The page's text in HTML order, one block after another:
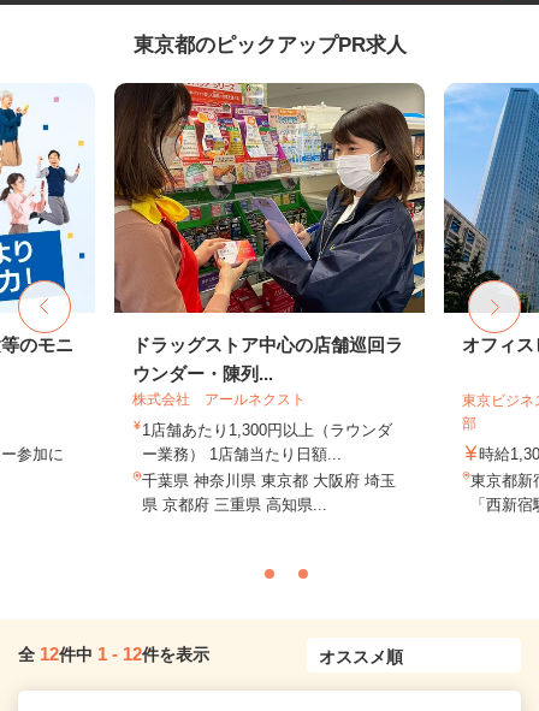
東京都のピックアップPR求人
のモニ
参加に
ドラッグストア中心の店舗巡回ラ
ウンダー・陳列...
株式会社 アールネクスト
1店舗あたり1,300円以上（ラウンダ
ー業務） 1店舗当たり日額...
千葉県 神奈川県 東京都 大阪府 埼玉
県 京都府 三重県 高知県...
オフィス
東京ビジ
部
時給
東京都新
「西新
全 12件中 1 - 12件を表示